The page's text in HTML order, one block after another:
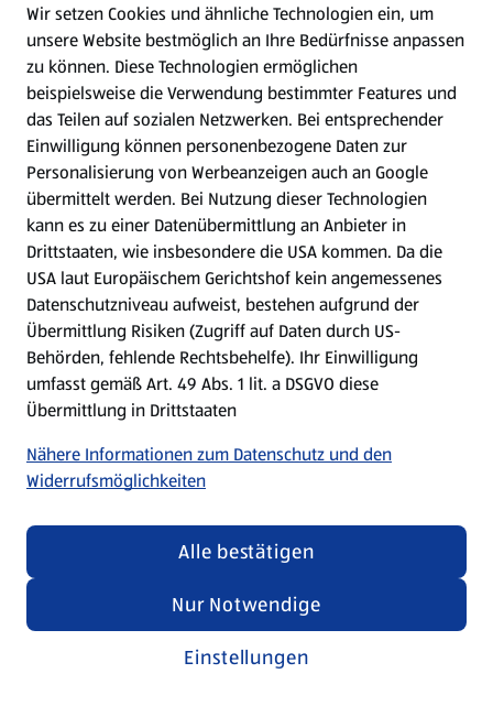
Kochen für Kinder
Rezepte entdecken
Wir setzen Cookies und ähnliche Technologien ein, um
unsere Website bestmöglich an Ihre Bedürfnisse anpassen
zu können. Diese Technologien ermöglichen
beispielsweise die Verwendung bestimmter Features und
das Teilen auf sozialen Netzwerken. Bei entsprechender
Einwilligung können personenbezogene Daten zur
Personalisierung von Werbeanzeigen auch an Google
übermittelt werden. Bei Nutzung dieser Technologien
kann es zu einer Datenübermittlung an Anbieter in
Drittstaaten, wie insbesondere die USA kommen. Da die
USA laut Europäischem Gerichtshof kein angemessenes
Datenschutzniveau aufweist, bestehen aufgrund der
Übermittlung Risiken (Zugriff auf Daten durch US-
Behörden, fehlende Rechtsbehelfe). Ihr Einwilligung
umfasst gemäß Art. 49 Abs. 1 lit. a DSGVO diese
Übermittlung in Drittstaaten
Nähere Informationen zum Datenschutz und den
Widerrufsmöglichkeiten
Einstellungen
Nur Notwendige
Alle bestätigen